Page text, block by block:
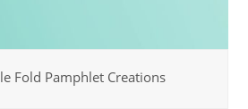
Fold Pamphlet Creations